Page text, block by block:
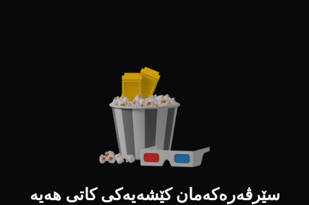
سێرڤەرەکەمان کێشەیەکی کاتی هەیە